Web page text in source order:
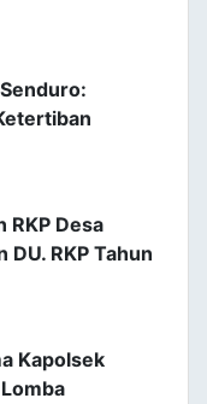
RKP Desa
RKP Tahun
Kapolsek